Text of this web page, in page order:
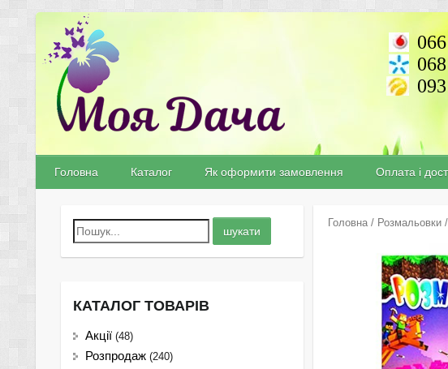
Головна Каталог Як оформити замовлення Оплата і
Головна/ Розмальовки/
КАТАЛОГ ТОВАРІВ
Акції (48)
Розпродаж (240)